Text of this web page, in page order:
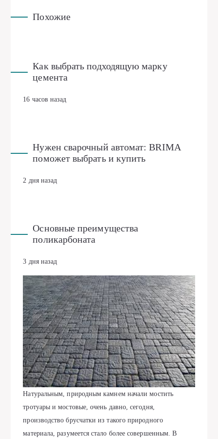
Похожие
Как выбрать подходящую марку
цемента
16 часов назад
Нужен сварочный автомат: BRIMA
поможет выбрать и купить
2 дня назад
Основные преимущества
поликарбоната
3 дня назад
Натуральным, природным камнем начали мостить
тротуары и мостовые, очень давно, сегодня,
производство брусчатки из такого природного
материала, разумеется стало более совершенным. В